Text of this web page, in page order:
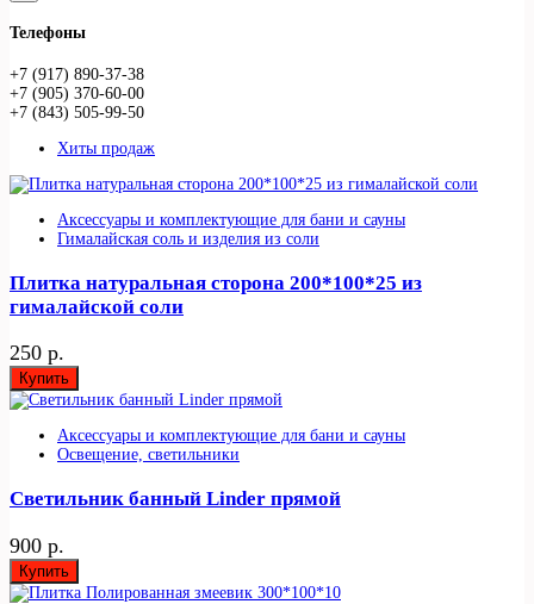
Телефоны
+7 (917) 890-37-38
+7 (905) 370-60-00
+7 (843) 505-99-50
Хиты продаж
Аксессуары и комплектующие для бани и сауны
Гималайская соль и изделия из соли
Плитка натуральная сторона 200*100*25 из
гималайской соли
250 р.
Купить
Аксессуары и комплектующие для бани и сауны
Освещение, светильники
Светильник банный Linder прямой
900 р.
Купить